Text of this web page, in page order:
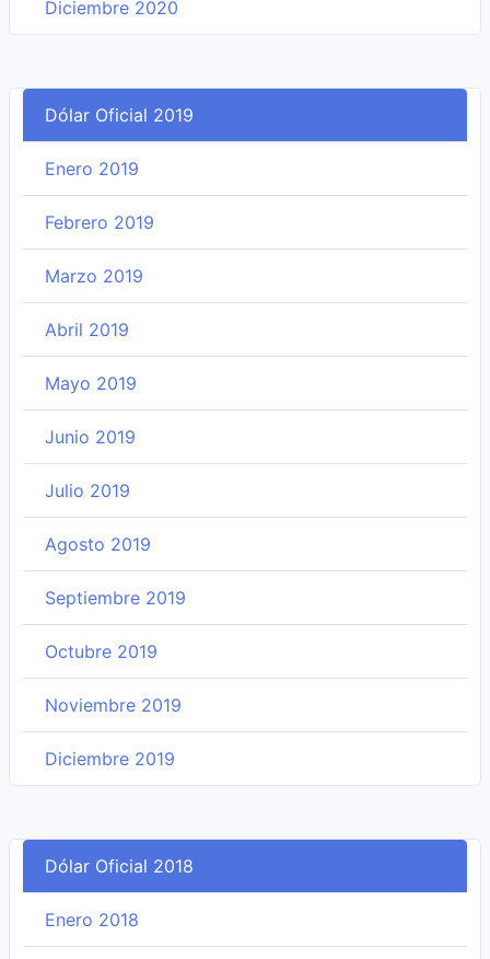
Diciembre 2020
Dólar Oficial 2019
Enero 2019
Febrero 2019
Marzo 2019
Abril 2019
Mayo 2019
Junio 2019
Julio 2019
Agosto 2019
Septiembre 2019
Octubre 2019
Noviembre 2019
Diciembre 2019
Dólar Oficial 2018
Enero 2018